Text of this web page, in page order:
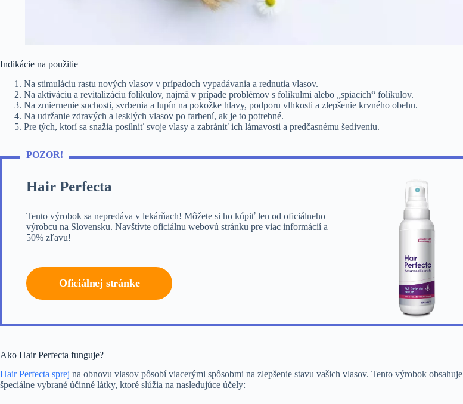
Indikácie na použitie
Na stimuláciu rastu nových vlasov v prípadoch vypadávania a rednutia vlasov.
Na aktiváciu a revitalizáciu folikulov, najmä v prípade problémov s folikulmi alebo „spiacich“ folikulov.
Na zmiernenie suchosti, svrbenia a lupín na pokožke hlavy, podporu vlhkosti a zlepšenie krvného obehu.
Na udržanie zdravých a lesklých vlasov po farbení, ak je to potrebné.
Pre tých, ktorí sa snažia posilniť svoje vlasy a zabrániť ich lámavosti a predčasnému šediveniu.
POZOR!
Hair Perfecta
Tento výrobok sa nepredáva v lekárňach! Môžete si ho kúpiť len od oficiálneho
výrobcu na Slovensku. Navštívte oficiálnu webovú stránku pre viac informácií a
50% zľavu!
Oficiálnej stránke
Ako Hair Perfecta funguje?
Hair Perfecta sprej na obnovu vlasov pôsobí viacerými spôsobmi na zlepšenie stavu vašich vlasov. Tento výrobok obsahuje
špeciálne vybrané účinné látky, ktoré slúžia na nasledujúce účely: